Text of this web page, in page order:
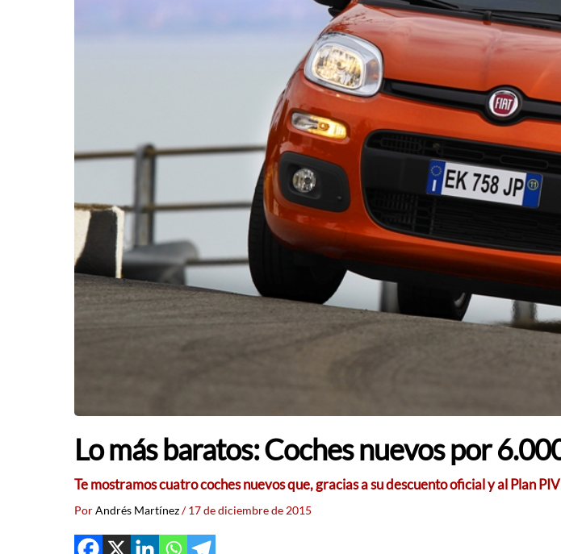
Lo más baratos: Coches nuevos por
Te mostramos cuatro coches nuevos que, gracias a su descuento oficial y al Plan
PorAndrés Martínez/17 de diciembre de 2015